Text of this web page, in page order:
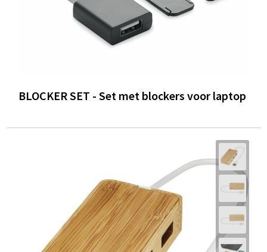
BLOCKER SET - Set met blockers voor laptop